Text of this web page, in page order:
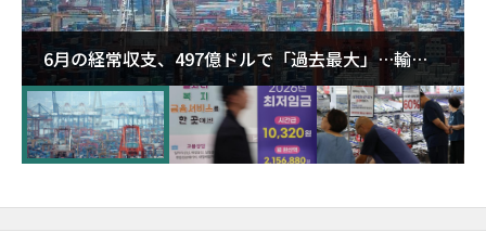
6月の経常収支、497億ドルで「過去最大」…輸出
が初の1000億ドル突破